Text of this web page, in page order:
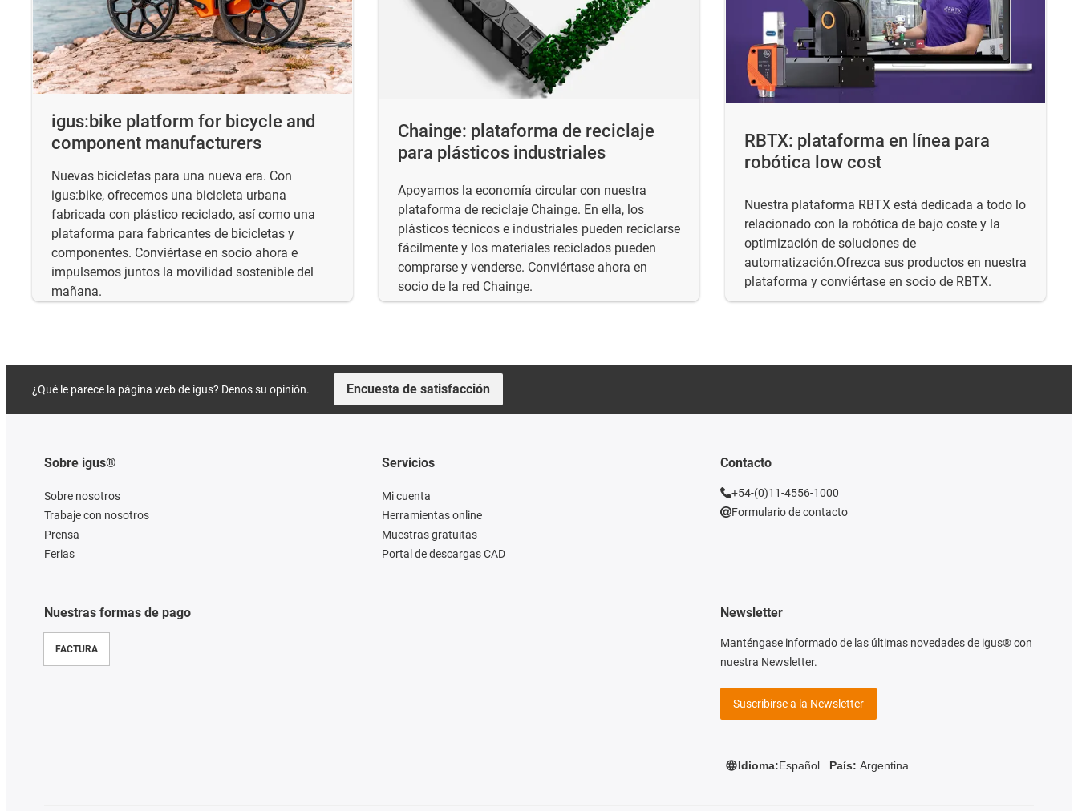
igus:bike platform for bicycle and
component manufacturers
Nuevas bicicletas para una nueva era. Con
igus:bike, ofrecemos una bicicleta urbana
fabricada con plástico reciclado, así como una
plataforma para fabricantes de bicicletas y
componentes. Conviértase en socio ahora e
impulsemos juntos la movilidad sostenible del
mañana.
Chainge: plataforma de reciclaje
para plásticos industriales
Apoyamos la economía circular con nuestra
plataforma de reciclaje Chainge. En ella, los
plásticos técnicos e industriales pueden reciclarse
fácilmente y los materiales reciclados pueden
comprarse y venderse. Conviértase ahora en
socio de la red Chainge.
RBTX: plataforma en línea para
robótica low cost
Nuestra plataforma RBTX está dedicada a todo lo
relacionado con la robótica de bajo coste y la
optimización de soluciones de
automatización.Ofrezca sus productos en nuestra
plataforma y conviértase en socio de RBTX.
¿Qué le parece la página web de igus? Denos su opinión. Encuesta de satisfacción
Sobre igus®
Sobre nosotros
Trabaje con nosotros
Prensa
Ferias
Nuestras formas de pago
FACTURA
Servicios
Mi cuenta
Herramientas online
Muestras gratuitas
Portal de descargas CAD
Contacto
+54-(0)11-4556-1000
Formulario de contacto
Newsletter
Manténgase informado de las últimas novedades de igus® con
nuestra Newsletter.
Suscribirse a la Newsletter
Idioma:Español País: Argentina